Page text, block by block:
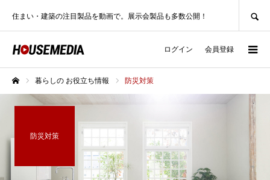
住まい・建築の注目製品を動画で。展示会製品も多数公開！
ログイン 会員登録
暮らしの お役立ち情報 防災対策
防災対策